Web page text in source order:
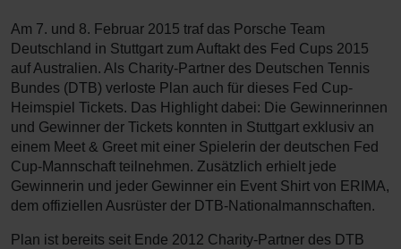
Am 7. und 8. Februar 2015 traf das Porsche Team
Deutschland in Stuttgart zum Auftakt des Fed Cups 2015
auf Australien. Als Charity-Partner des Deutschen Tennis
Bundes (DTB) verloste Plan auch für dieses Fed Cup-
Heimspiel Tickets. Das Highlight dabei: Die Gewinnerinnen
und Gewinner der Tickets konnten in Stuttgart exklusiv an
einem Meet & Greet mit einer Spielerin der deutschen Fed
Cup-Mannschaft teilnehmen. Zusätzlich erhielt jede
Gewinnerin und jeder Gewinner ein Event Shirt von ERIMA,
dem offiziellen Ausrüster der DTB-Nationalmannschaften.
Plan ist bereits seit Ende 2012 Charity-Partner des DTB